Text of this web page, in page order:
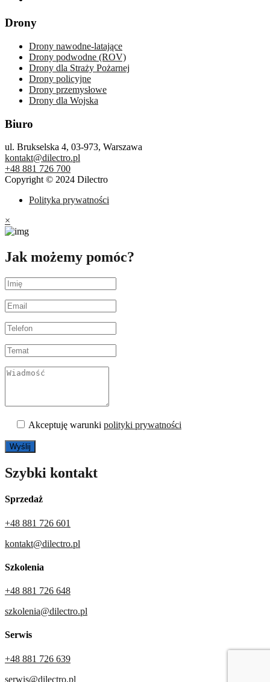
Drony
Drony nawodne-latające
Drony podwodne (ROV)
Drony dla Straży Pożarnej
Drony policyjne
Drony przemysłowe
Drony dla Wojska
Biuro
ul. Brukselska 4, 03-973, Warszawa
kontakt@dilectro.pl
+48 881 726 700
Copyright © 2024 Dilectro
Polityka prywatności
×
Jak możemy pomóc?
Akceptuję warunki polityki prywatności
Szybki kontakt
Sprzedaż
+48 881 726 601
kontakt@dilectro.pl
Szkolenia
+48 881 726 648
szkolenia@dilectro.pl
Serwis
+48 881 726 639
serwis@dilectro.pl